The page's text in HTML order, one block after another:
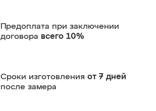
Предоплата при заключении
договора всего 10%
Сроки изготовления от 7 дней
после замера